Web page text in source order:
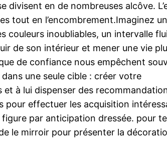
divisent en de nombreuses alcôve.
tout en l’encombrement.Imaginez
couleurs inoubliables, un intervalle
de son intérieur et mener une vie
de confiance nous empêchent
une seule cible : créer votre
à lui dispenser des
pour effectuer les acquisition
par anticipation dressée. pour
le mirroir pour présenter la